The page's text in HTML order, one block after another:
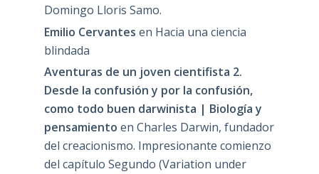
Domingo Lloris Samo.
Emilio Cervantes en Hacia una ciencia
blindada
Aventuras de un joven cientifista 2.
Desde la confusión y por la confusión,
como todo buen darwinista | Biología y
pensamiento en Charles Darwin, fundador
del creacionismo. Impresionante comienzo
del capítulo Segundo (Variation under